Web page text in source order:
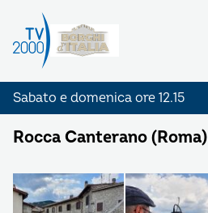
Sabato e domenica ore 12.15
Rocca Canterano (Roma)